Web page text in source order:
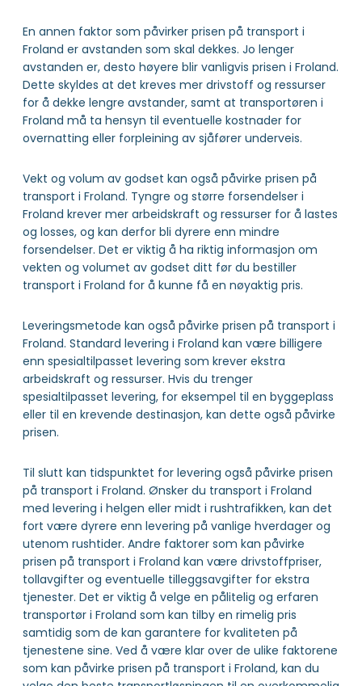
En annen faktor som påvirker prisen på transport i
Froland er avstanden som skal dekkes. Jo lenger
avstanden er, desto høyere blir vanligvis prisen i Froland.
Dette skyldes at det kreves mer drivstoff og ressurser
for å dekke lengre avstander, samt at transportøren i
Froland må ta hensyn til eventuelle kostnader for
overnatting eller forpleining av sjåfører underveis.
Vekt og volum av godset kan også påvirke prisen på
transport i Froland. Tyngre og større forsendelser i
Froland krever mer arbeidskraft og ressurser for å lastes
og losses, og kan derfor bli dyrere enn mindre
forsendelser. Det er viktig å ha riktig informasjon om
vekten og volumet av godset ditt før du bestiller
transport i Froland for å kunne få en nøyaktig pris.
Leveringsmetode kan også påvirke prisen på transport i
Froland. Standard levering i Froland kan være billigere
enn spesialtilpasset levering som krever ekstra
arbeidskraft og ressurser. Hvis du trenger
spesialtilpasset levering, for eksempel til en byggeplass
eller til en krevende destinasjon, kan dette også påvirke
prisen.
Til slutt kan tidspunktet for levering også påvirke prisen
på transport i Froland. Ønsker du transport i Froland
med levering i helgen eller midt i rushtrafikken, kan det
fort være dyrere enn levering på vanlige hverdager og
utenom rushtider. Andre faktorer som kan påvirke
prisen på transport i Froland kan være drivstoffpriser,
tollavgifter og eventuelle tilleggsavgifter for ekstra
tjenester. Det er viktig å velge en pålitelig og erfaren
transportør i Froland som kan tilby en rimelig pris
samtidig som de kan garantere for kvaliteten på
tjenestene sine. Ved å være klar over de ulike faktorene
som kan påvirke prisen på transport i Froland, kan du